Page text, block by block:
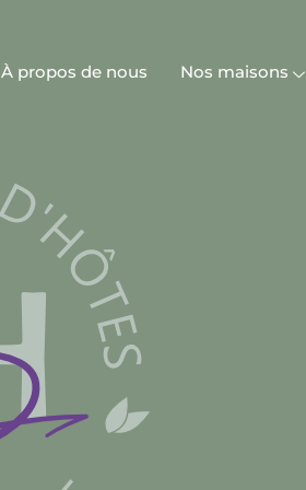
À propos de nous Nos maisons